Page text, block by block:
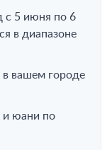
с 5 июня по 6
в диапазоне
вашем городе
и юани по